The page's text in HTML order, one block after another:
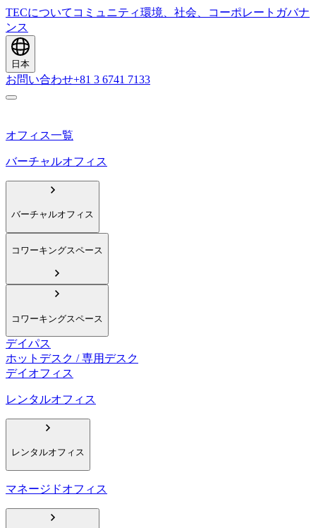
TECについて コミュニティ環境、社会、コーポレートガバナ
ンス
日本
お問い合わせ+81 3 6741 7133
オフィス一覧
バーチャルオフィス
バーチャルオフィス
コワーキングスペース
コワーキングスペース
デイパス
ホットデスク / 専用デスク
デイオフィス
レンタルオフィス
レンタルオフィス
マネージドオフィス